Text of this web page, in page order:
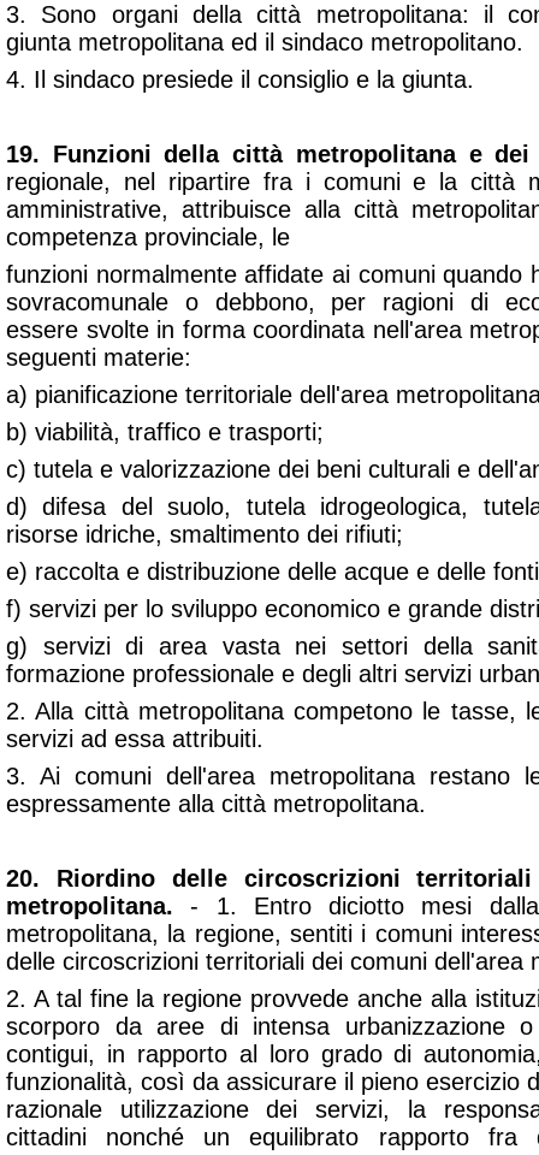
3. Sono organi della città metropolitana: il
giunta metropolitana ed il sindaco metropolitano.
4. Il sindaco presiede il consiglio e la giunta.
19. Funzioni della città metropolitana e dei
regionale, nel ripartire fra i comuni e la città
amministrative, attribuisce alla città
competenza provinciale, le
funzioni normalmente affidate ai comuni quando
sovracomunale o debbono, per ragioni di
essere svolte in forma coordinata nell'area
seguenti materie:
a) pianificazione territoriale dell'area
b) viabilità, traffico e trasporti;
c) tutela e valorizzazione dei beni culturali e
d) difesa del suolo, tutela idrogeologica,
risorse idriche, smaltimento dei rifiuti;
e) raccolta e distribuzione delle acque e delle
f) servizi per lo sviluppo economico e grande
g) servizi di area vasta nei settori della
formazione professionale e degli altri servizi
2. Alla città metropolitana competono le tasse,
servizi ad essa attribuiti.
3. Ai comuni dell'area metropolitana restano
espressamente alla città metropolitana.
20. Riordino delle circoscrizioni
metropolitana. - 1. Entro diciotto mesi dalla
metropolitana, la regione, sentiti i comuni
delle circoscrizioni territoriali dei comuni dell'area
2. A tal fine la regione provvede anche alla
scorporo da aree di intensa urbanizzazione
contigui, in rapporto al loro grado di
funzionalità, così da assicurare il pieno esercizio
razionale utilizzazione dei servizi, la
cittadini nonché un equilibrato rapporto fra